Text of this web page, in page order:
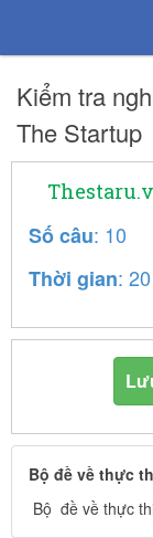
Kiểm tra
The Startup
Số câu: 10
Thời gian:
Bộ đề về thực
Bộ đề về thực